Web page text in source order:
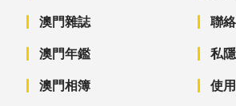
澳門雜誌
澳門年鑑
澳門相簿
聯
私
使